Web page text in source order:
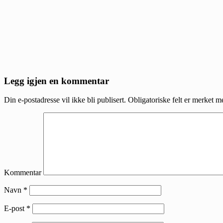
Reader
Legg igjen en kommentar
Din e-postadresse vil ikke bli publisert. Obligatoriske felt er merket
Kommentar
Navn *
E-post *